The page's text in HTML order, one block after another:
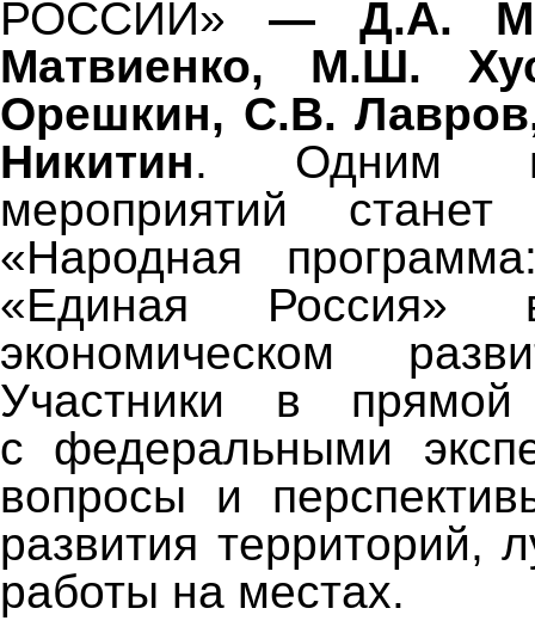
РОССИИ»— Д.А.
Матвиенко, М.Ш.
Орешкин, С.В.
Никитин. Одним
мероприятий станет
«Народная
«Единая Россия»
экономическом
Участники в прямой
с федеральными
вопросы и
развития территорий,
работы на местах.